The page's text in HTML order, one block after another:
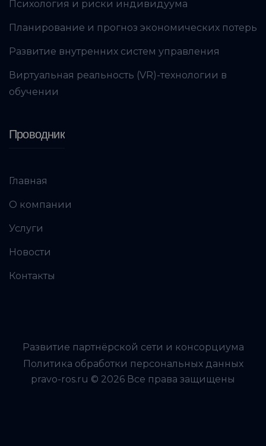
Психология и риски индивидуума
Планирование и прогноз экономических потерь
Развитие внутренних систем управления
Виртуальная реальность (VR)-технологии в
обучении
Проводник
Главная
О компании
Услуги
Новости
Контакты
Развитие партнёрской сети и консорциума
Политика обработки персональных данных
pravo-ros.ru © 2026 Все права защищены